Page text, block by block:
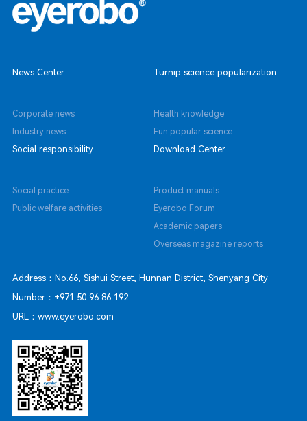
News Center
Corporate news
Industry news
Turnip science popularization
Health knowledge
Fun popular science
Social responsibility
Social practice
Public welfare activities
Download Center
Product manuals
Eyerobo Forum
Academic papers
Overseas magazine reports
Address：No.66, Sishui Street, Hunnan District, Shenyang City
Number：+971 50 96 86 192
URL：www.eyerobo.com